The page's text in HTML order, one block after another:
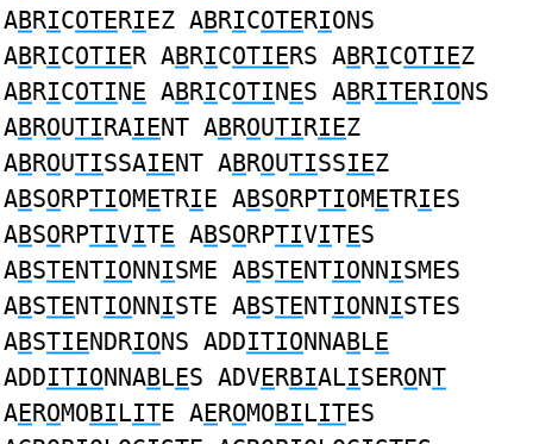
ABRICOTERIEZ ABRICOTERIONS
ABRICOTIER ABRICOTIERS ABRICOTIEZ
ABRICOTINE ABRICOTINES ABRITERIONS
ABROUTIRAIENT ABROUTIRIEZ
ABROUTISSAIENT ABROUTISSIEZ
ABSORPTIOMETRIE ABSORPTIOMETRIES
ABSORPTIVITE ABSORPTIVITES
ABSTENTIONNISME ABSTENTIONNISMES
ABSTENTIONNISTE ABSTENTIONNISTES
ABSTIENDRIONS ADDITIONNABLE
ADDITIONNABLES ADVERBIALISERONT
AEROMOBILITE AEROMOBILITES